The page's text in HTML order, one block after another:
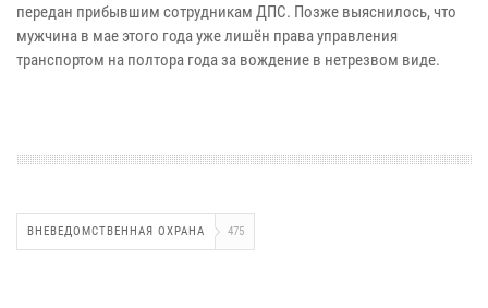
передан прибывшим сотрудникам ДПС. Позже выяснилось, что
мужчина в мае этого года уже лишён права управления
транспортом на полтора года за вождение в нетрезвом виде.
ВНЕВЕДОМСТВЕННАЯ ОХРАНА 475